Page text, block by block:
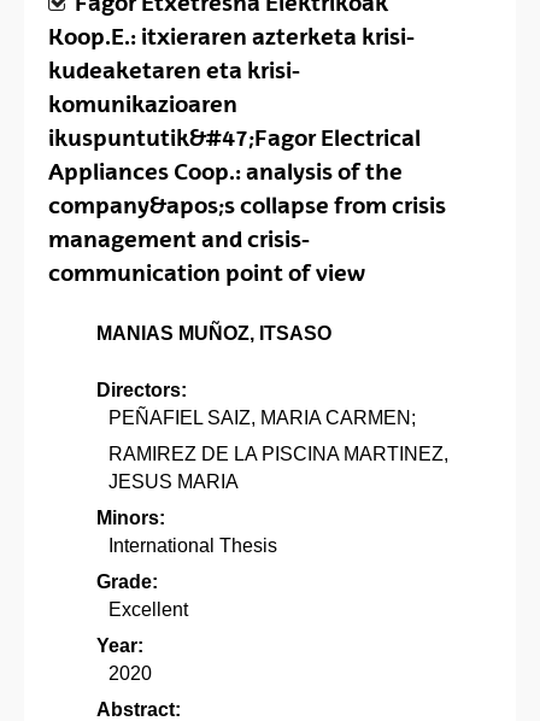
Koop.E.: itxieraren azterketa krisi-
kudeaketaren eta krisi-
komunikazioaren
ikuspuntutik&#47;Fagor Electrical
Appliances Coop.: analysis of the
company&apos;s collapse from crisis
management and crisis-
communication point of view
MANIAS MUÑOZ, ITSASO
Directors:
PEÑAFIEL SAIZ, MARIA CARMEN;
RAMIREZ DE LA PISCINA MARTINEZ,
JESUS MARIA
Minors:
International Thesis
Grade:
Excellent
Year:
2020
Abstract: